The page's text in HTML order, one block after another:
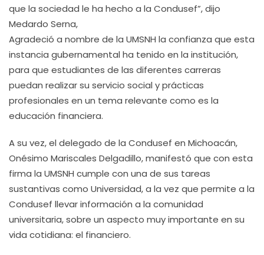
que la sociedad le ha hecho a la Condusef”, dijo
Medardo Serna,
Agradeció a nombre de la UMSNH la confianza que esta
instancia gubernamental ha tenido en la institución,
para que estudiantes de las diferentes carreras
puedan realizar su servicio social y prácticas
profesionales en un tema relevante como es la
educación financiera.
A su vez, el delegado de la Condusef en Michoacán,
Onésimo Mariscales Delgadillo, manifestó que con esta
firma la UMSNH cumple con una de sus tareas
sustantivas como Universidad, a la vez que permite a la
Condusef llevar información a la comunidad
universitaria, sobre un aspecto muy importante en su
vida cotidiana: el financiero.